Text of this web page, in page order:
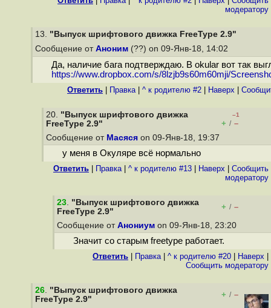
модератору
13. "Выпуск шрифтового движка FreeType 2.9"
Сообщение от Аноним (??) on 09-Янв-18, 14:02
Да, наличие бага подтверждаю. В okular вот так
https://www.dropbox.com/s/8lzjb9s60m60mji/
Ответить Правка| ^ к родителю #2 Наверх
20. "Выпуск шрифтового движка
FreeType 2.9"
–1
+ / –
Сообщение от Масяся on 09-Янв-18, 19:37
у меня в Окуляре всё нормально
Ответить Правка| ^ к родителю #13 Наверх
Cообщить
модератору
23. "Выпуск шрифтового движка
FreeType 2.9"
+ / –
Сообщение от Анониум on 09-Янв-18, 23:20
Значит со старым freetype работает.
Ответить Правка| ^ к родителю #20 Наверх
Cообщить модератору
26. "Выпуск шрифтового движка
FreeType 2.9"
+ / –